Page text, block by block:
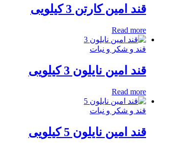
قند امین کارتن 3 کیلویی
Read more
قند و شکر و نبات
قند امین نایلون 3 کیلویی
Read more
قند و شکر و نبات
قند امین نایلون 5 کیلویی